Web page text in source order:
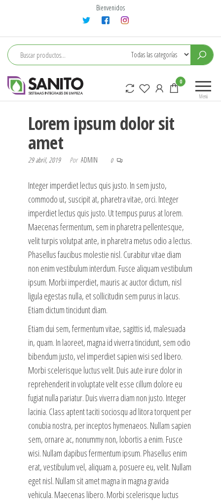
contenido
Bienvenidos
Menú
0
Lorem ipsum dolor sit
amet
29 abril, 2019 Por ADMIN 0
Integer imperdiet lectus quis justo. In sem justo,
commodo ut, suscipit at, pharetra vitae, orci. Integer
imperdiet lectus quis justo. Ut tempus purus at lorem.
Maecenas fermentum, sem in pharetra pellentesque,
velit turpis volutpat ante, in pharetra metus odio a lectus.
Phasellus faucibus molestie nisl. Curabitur vitae diam
non enim vestibulum interdum. Fusce aliquam vestibulum
ipsum. Morbi imperdiet, mauris ac auctor dictum, nisl
ligula egestas nulla, et sollicitudin sem purus in lacus.
Etiam dictum tincidunt diam.
Etiam dui sem, fermentum vitae, sagittis id, malesuada
in, quam. In laoreet, magna id viverra tincidunt, sem odio
bibendum justo, vel imperdiet sapien wisi sed libero.
Morbi scelerisque luctus velit. Duis aute irure dolor in
reprehenderit in voluptate velit esse cillum dolore eu
fugiat nulla pariatur. Duis viverra diam non justo. Integer
lacinia. Class aptent taciti sociosqu ad litora torquent per
conubia nostra, per inceptos hymenaeos. Nullam sapien
sem, ornare ac, nonummy non, lobortis a enim. Fusce
wisi. Nullam dapibus fermentum ipsum. Phasellus enim
erat, vestibulum vel, aliquam a, posuere eu, velit. Nullam
eget nisl. Nullam sit amet magna in magna gravida
vehicula. Maecenas libero. Morbi scelerisque luctus